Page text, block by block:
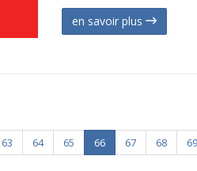
en savoir plus
63 64 65 66 67 68 69